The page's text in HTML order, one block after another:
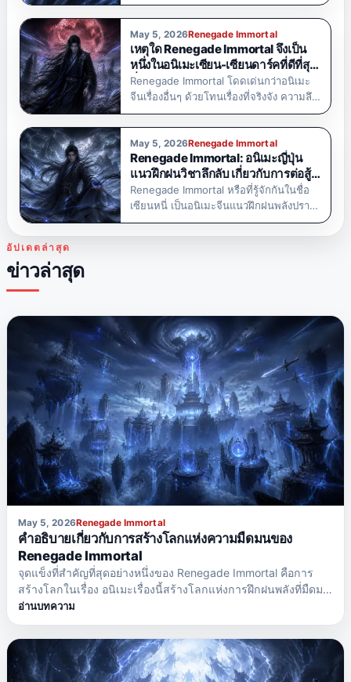
ธรรมดาไปสู่ผู้ฝึกฝนพลังอำนาจคือหนึ่งใน
เหตุผลสำคัญที่ทำให้อนิเมะเรื่องนี้ดึงดูด
แฟนๆ มากมาย แตกต่างจากตัวเอกหลายๆ
ตัวในนิยายแฟนตาซี Wang Lin ไม่ได้พึ่งพา
พรสวรรค์โดยกำเนิด…
May 5, 2026Renegade Immortal
เหตุใด Renegade Immortal จึงเป็น
หนึ่งในอนิเมะเซียน-เซียนดาร์คที่ดีที่สุด
ที่ควรดู
Renegade Immortal โดดเด่นกว่าอนิเมะ
จีนเรื่องอื่นๆ ด้วยโทนเรื่องที่จริงจัง ความลึก
ซึ้งทางอารมณ์ และโลกเซียนที่มืดมน ใน
ขณะที่อนิเมะแนวฝึกฝนพลังหลายเรื่องเน้น
ไปที่การเพิ่มพลังและการต่อสู้เป็นหลัก
Renegade Immortal กลับนำเสนอเรื่องราว
ที่หนักแน่นและมีความหมายมากกว่า ตัว
ละครเอก Wang…
May 5, 2026Renegade Immortal
Renegade Immortal: อนิเมะญี่ปุ่น
แนวฝึกฝนวิชาลึกลับ เกี่ยวกับการต่อสู้
ของ Wang Lin กับโชคชะตา
Renegade Immortal หรือที่รู้จักกันในชื่อ
เซียนหนี่ เป็นอนิเมะจีนแนวฝึกฝนพลังปราณ
ที่ทรงพลังที่สุดเรื่องหนึ่งสำหรับผู้ชมที่ชื่น
ชอบแฟนตาซีดาร์ค เรื่องราวที่สะเทือน
อัปเดตล่าสุด
ข่าวล่าสุด
May 5, 2026Renegade Immortal
คำอธิบายเกี่ยวกับการสร้างโลกแห่งความมืดมนของ
Renegade Immortal
จุดแข็งที่สำคัญที่สุดอย่างหนึ่งของ Renegade Immortal คือการ
สร้างโลกในเรื่อง อนิเมะเรื่องนี้สร้างโลกแห่งการฝึกฝนพลังที่มืดมน
และอันตราย ซึ่งทุกการตัดสินใจมีความสำคัญ และทุกคนต้องต่อสู้
เพื่อความอยู่รอด โลกนี้ไม่ได้ถูกออกแบบมาเพื่อปลอบโยนตัวละคร
เอก แต่ถูกออกแบบมาเพื่อทดสอบเขา ใน Renegade Immortal การ
ฝึกฝนพลังไม่ใช่แค่เพียง...
อ่านบทความ